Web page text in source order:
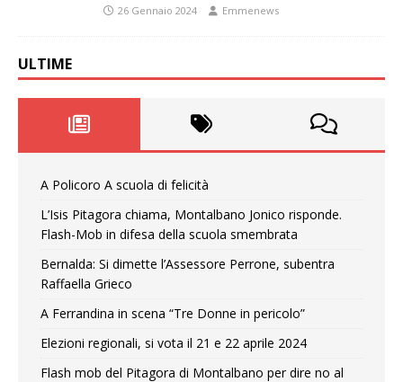
26 Gennaio 2024 Emmenews
ULTIME
A Policoro A scuola di felicità
L’Isis Pitagora chiama, Montalbano Jonico risponde.
Flash-Mob in difesa della scuola smembrata
Bernalda: Si dimette l’Assessore Perrone, subentra
Raffaella Grieco
A Ferrandina in scena “Tre Donne in pericolo”
Elezioni regionali, si vota il 21 e 22 aprile 2024
Flash mob del Pitagora di Montalbano per dire no al